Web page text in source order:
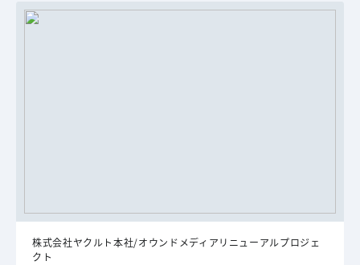
株式会社ヤクルト本社/オウンドメディアリニューアルプロジェ
クト